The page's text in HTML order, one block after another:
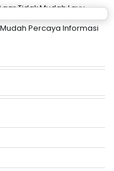
Tidak Mudah Layu
Percaya Informasi